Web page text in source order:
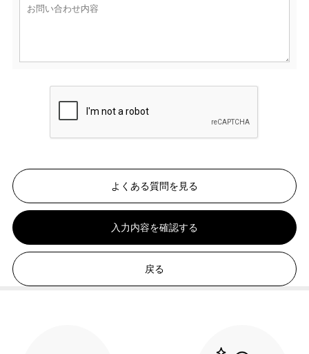
よくある質問を見る
入力内容を確認する
戻る